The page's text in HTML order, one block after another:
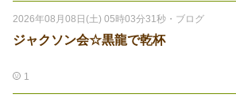
2026年08月08日(土) 05時03分31秒 ・ ブログ
ジャクソン会☆黒龍で乾杯
1